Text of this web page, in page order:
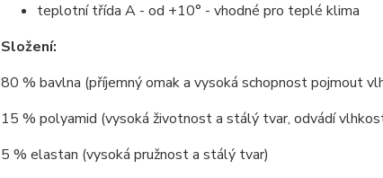
teplotní třída A - od +10° - vhodné pro teplé klima
Složení:
80 % bavlna (příjemný omak a vysoká schopnost pojmout
15 % polyamid (vysoká životnost a stálý tvar, odvádí
5 % elastan (vysoká pružnost a stálý tvar)